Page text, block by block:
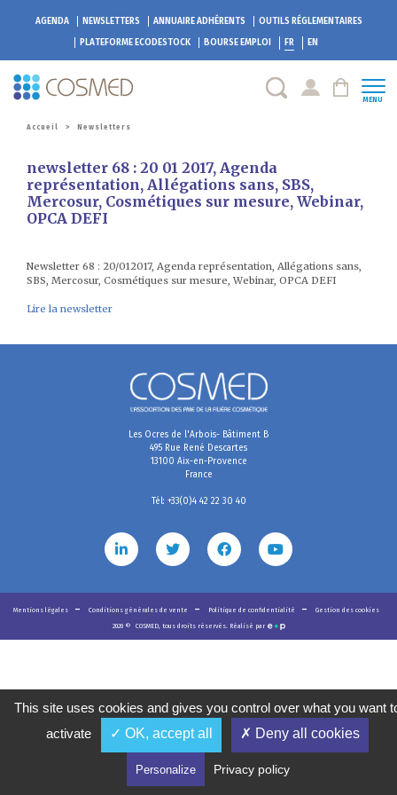
AGENDA NEWSLETTERS ANNUAIRE ADHÉRENTS
OUTILS RÉGLEMENTAIRES
PLATEFORME ECODESTOCK BOURSE EMPLOI FR EN
MENU
Accueil > Newsletters
newsletter 68 : 20 01 2017, Agenda
représentation, Allégations sans, SBS,
Mercosur, Cosmétiques sur mesure, Webinar,
OPCA DEFI
Newsletter 68 : 20/012017, Agenda représentation, Allégations sans,
SBS, Mercosur, Cosmétiques sur mesure, Webinar, OPCA DEFI
Lire la newsletter
Les Ocres de l'Arbois- Bâtiment B
495 Rue René Descartes
13100 Aix-en-Provence
France
Tél: +33(0)4 42 22 30 40
Mentions légales Conditions générales de vente Politique de confidentialité
Gestion des cookies
2020 © COSMED, tous droits réservés. Réalisé par
This site uses cookies and gives you control over what you want
activate
✓ OK, accept all ✗ Deny all cookies
Personalize Privacy policy